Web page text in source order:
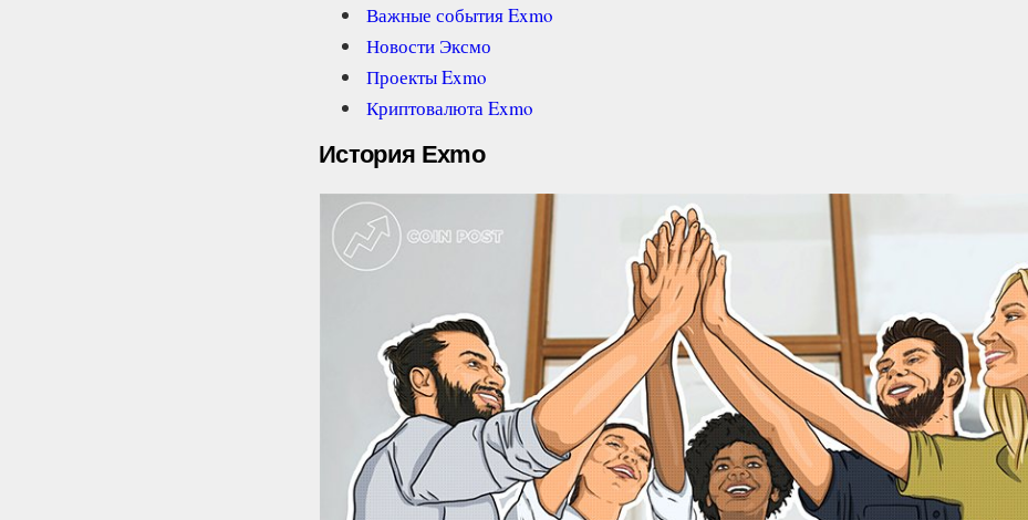
Важные события Exmo
Новости Эксмо
Проекты Exmo
Криптовалюта Exmo
История Exmo